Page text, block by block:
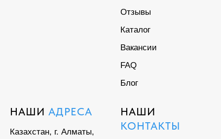
Отзывы
Каталог
Вакансии
FAQ
Блог
НАШИ АДРЕСА
Казахстан, г. Алматы,
НАШИ
КОНТАКТЫ